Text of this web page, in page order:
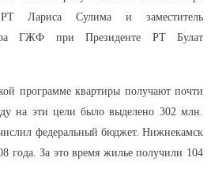
Лариса Сулима и заместитель
ГЖФ при Президенте РТ Булат
программе квартиры получают почти
на эти цели было выделено 302 млн.
федеральный бюджет. Нижнекамск
года. За это время жилье получили 104